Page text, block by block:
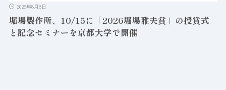
2026年8月6日
堀場製作所、10/15に「2026堀場雅夫賞」の授賞式
と記念セミナーを京都大学で開催